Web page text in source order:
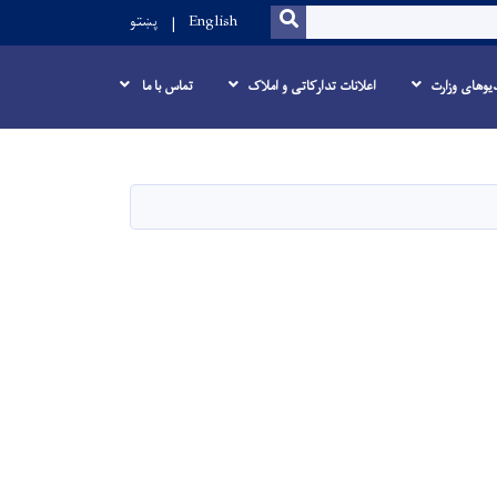
SEARCH
English پښتو
وزارت اعلانات تدارکاتی و املاک تماس با ما